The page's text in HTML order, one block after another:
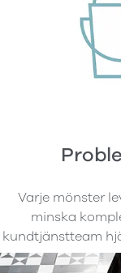
Varje mönster
minska
kundtjänstteam